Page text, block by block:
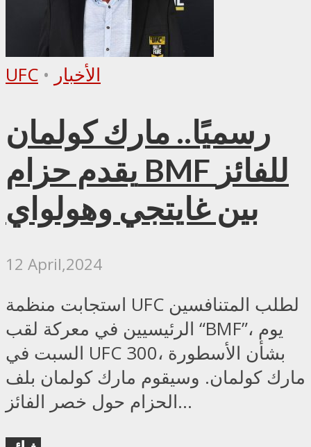
UFC • الأخبار
رسميًا.. مارك كولمان
يقدم حزام BMF للفائز
بين غايتجي وهولواي
12 April,2024
استجابت منظمة UFC لطلب المتنافسين
الرئيسيين في معركة لقب “BMF”، يوم
السبت في UFC 300، بشأن الأسطورة
مارك كولمان. وسيقوم مارك كولمان بلف
الحزام حول خصر الفائز...